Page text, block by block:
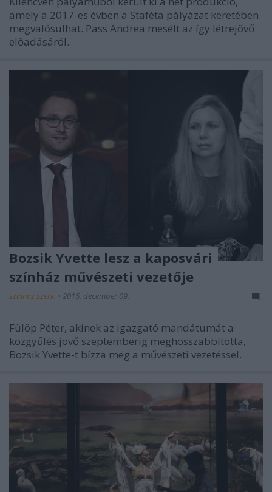
amely a 2017-es évben a Staféta pályázat keretében
megvalósulhat. Pass Andrea mesélt az így létrejövő
előadásáról.
Bozsik Yvette lesz a kaposvári
színház művészeti vezetője
szinhaz szerk. • 2016. december 09.
Fülöp Péter, akinek az igazgató mandátumát a
közgyűlés jövő szeptemberig meghosszabbította,
Bozsik Yvette-t bízza meg a művészeti vezetéssel.